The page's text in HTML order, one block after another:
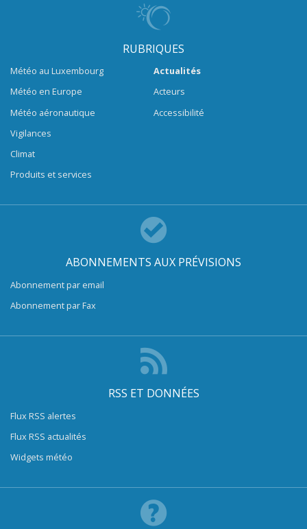
RUBRIQUES
Météo au Luxembourg
Météo en Europe
Météo aéronautique
Vigilances
Climat
Produits et services
Actualités
Acteurs
Accessibilité
ABONNEMENTS AUX PRÉVISIONS
Abonnement par email
Abonnement par Fax
RSS ET DONNÉES
Flux RSS alertes
Flux RSS actualités
Widgets météo